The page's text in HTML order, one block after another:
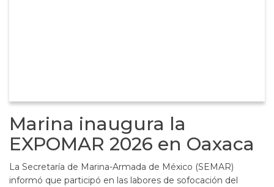
Marina inaugura la
EXPOMAR 2026 en Oaxaca
La Secretaría de Marina-Armada de México (SEMAR)
informó que participó en las labores de sofocación del